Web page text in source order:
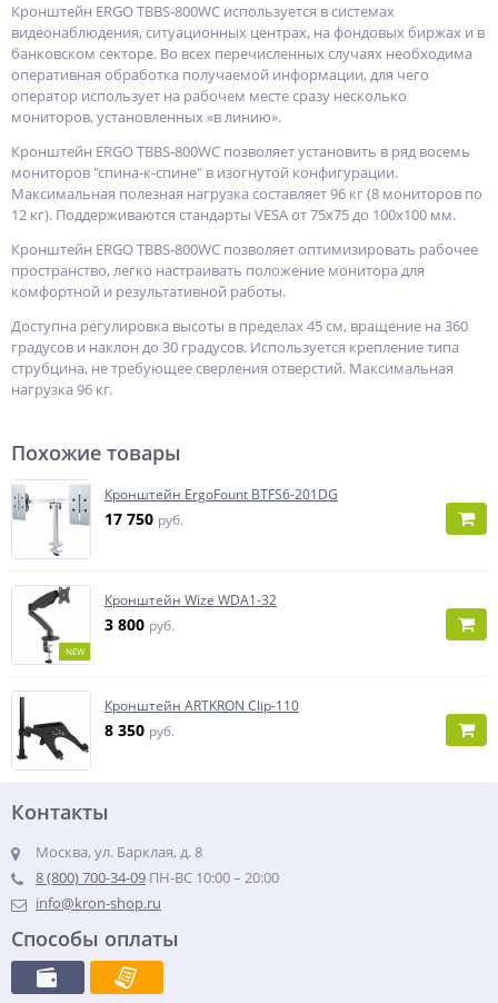
Кронштейн ERGO TBBS-800WC используется в системах
видеонаблюдения, ситуационных центрах, на фондовых биржах и в
банковском секторе. Во всех перечисленных случаях необходима
оперативная обработка получаемой информации, для чего
оператор использует на рабочем месте сразу несколько
мониторов, установленных «в линию».
Кронштейн ERGO TBBS-800WC позволяет установить в ряд восемь
мониторов "спина-к-спине" в изогнутой конфигурации.
Максимальная полезная нагрузка составляет 96 кг (8 мониторов по
12 кг). Поддерживаются стандарты VESA от 75х75 до 100х100 мм.
Кронштейн ERGO TBBS-800WC позволяет оптимизировать рабочее
пространство, легко настраивать положение монитора для
комфортной и результативной работы.
Доступна регулировка высоты в пределах 45 см, вращение на 360
градусов и наклон до 30 градусов. Используется крепление типа
струбцина, не требующее сверления отверстий. Максимальная
нагрузка 96 кг.
Похожие товары
Кронштейн ErgoFount BTFS6-201DG
17 750 руб.
NEW
Кронштейн Wize WDA1-32
3 800 руб.
Кронштейн ARTKRON Clip-110
8 350 руб.
Контакты
Москва, ул. Барклая, д. 8
8 (800) 700-34-09 ПН-ВС 10:00 – 20:00
info@kron-shop.ru
Способы оплаты